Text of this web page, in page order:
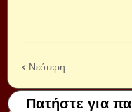
Νεότερη
Πατήστε για